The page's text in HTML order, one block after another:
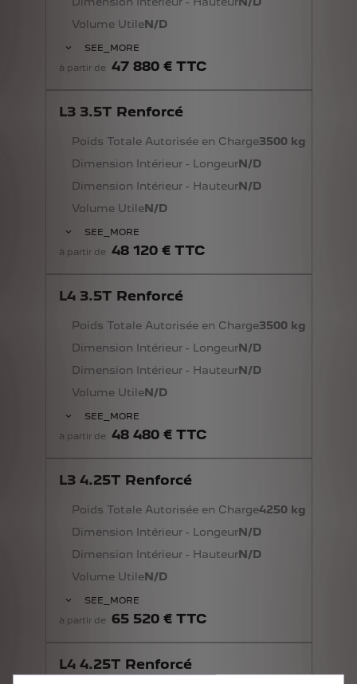
Volume UtileN/D
SEE_MORE
à partir de 47 880 € TTC
L3 3.5T Renforcé
Poids Totale Autorisée en Charge3500 kg
Dimension Intérieur - LongeurN/D
Dimension Intérieur - HauteurN/D
Volume UtileN/D
SEE_MORE
à partir de 48 120 € TTC
L4 3.5T Renforcé
Poids Totale Autorisée en Charge3500 kg
Dimension Intérieur - LongeurN/D
Dimension Intérieur - HauteurN/D
Volume UtileN/D
SEE_MORE
à partir de 48 480 € TTC
L3 4.25T Renforcé
Poids Totale Autorisée en Charge4250 kg
Dimension Intérieur - LongeurN/D
Dimension Intérieur - HauteurN/D
Volume UtileN/D
SEE_MORE
à partir de 65 520 € TTC
L4 4.25T Renforcé